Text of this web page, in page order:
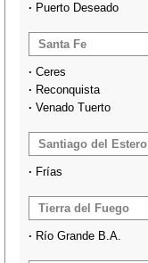
· Puerto Deseado
Santa Fe
· Ceres
· Reconquista
· Venado Tuerto
Santiago del Estero
· Frías
Tierra del Fuego
· Río Grande B.A.